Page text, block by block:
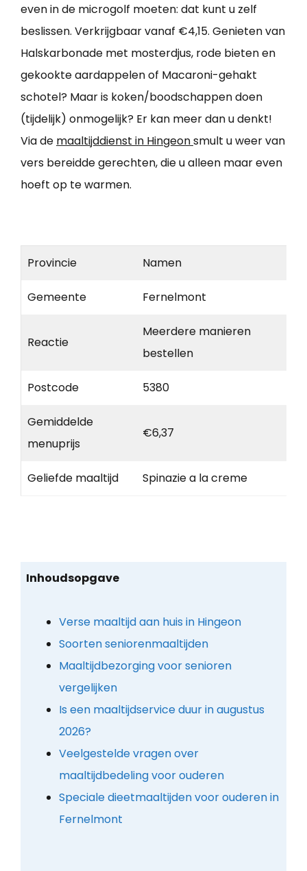
even in de microgolf moeten: dat kunt u zelf
beslissen. Verkrijgbaar vanaf €4,15. Genieten van
Halskarbonade met mosterdjus, rode bieten en
gekookte aardappelen of Macaroni-gehakt
schotel? Maar is koken/boodschappen doen
(tijdelijk) onmogelijk? Er kan meer dan u denkt!
Via de maaltijddienst in Hingeonsmult u weer van
vers bereidde gerechten, die u alleen maar even
hoeft op te warmen.
Provincie Namen
Gemeente Fernelmont
Reactie
Meerdere manieren
bestellen
Postcode 5380
Gemiddelde
menuprijs
€6,37
Geliefde maaltijd Spinazie a la creme
Inhoudsopgave
Verse maaltijd aan huis in Hingeon
Soorten seniorenmaaltijden
Maaltijdbezorging voor senioren
vergelijken
Is een maaltijdservice duur in augustus
2026?
Veelgestelde vragen over
maaltijdbedeling voor ouderen
Speciale dieetmaaltijden voor ouderen in
Fernelmont